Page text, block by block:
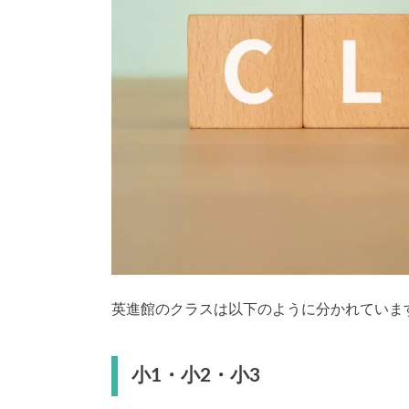
英進館のクラスは以下のように分かれていま
小1・小2・小3